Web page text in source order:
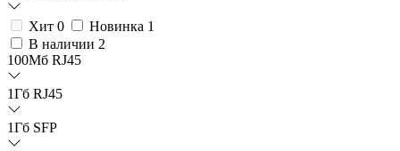
Хит 0 Новинка 1
В наличии 2
100Мб RJ45
1Гб RJ45
1Гб SFP